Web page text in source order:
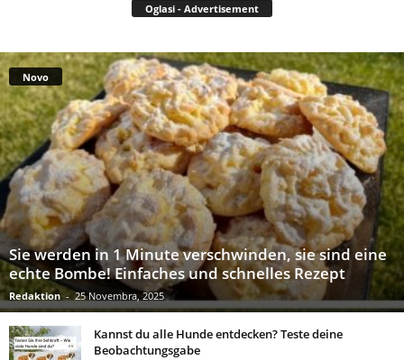
Oglasi - Advertisement
Novo
Sie werden in 1 Minute verschwinden, sie sind eine
echte Bombe! Einfaches und schnelles Rezept
Redaktion - 25 Novembra, 2025
Kannst du alle Hunde entdecken? Teste deine
Beobachtungsgabe